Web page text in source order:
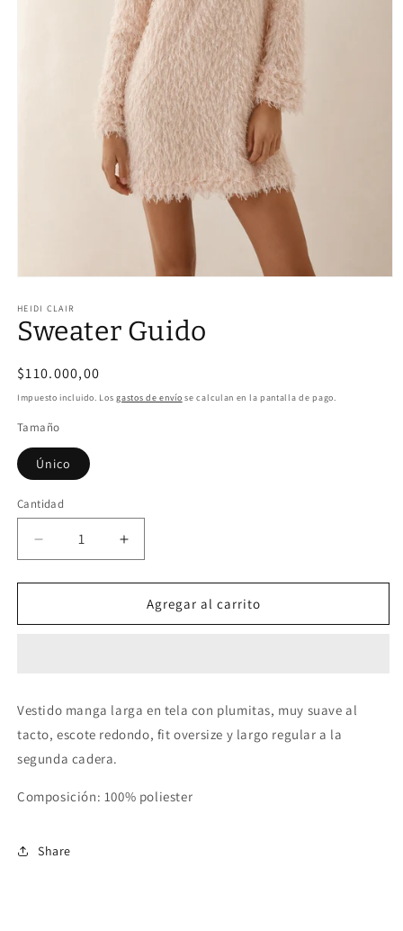
multimedia
1
en
modal
HEIDI CLAIR
Sweater Guido
Precio
habitual
$110.000,00
Impuesto incluido. Losgastos de envío se calculan en la pantalla de pago.
Tamaño
Único
Cantidad
Reducir
cantidad
para
Guido
Aumentar
cantidad
para
Sweater
Guido
Agregar al carrito
Vestido manga larga en tela con plumitas, muy suave al
tacto, escote redondo, fit oversize y largo regular a la
segunda cadera.
Composición: 100% poliester
Share